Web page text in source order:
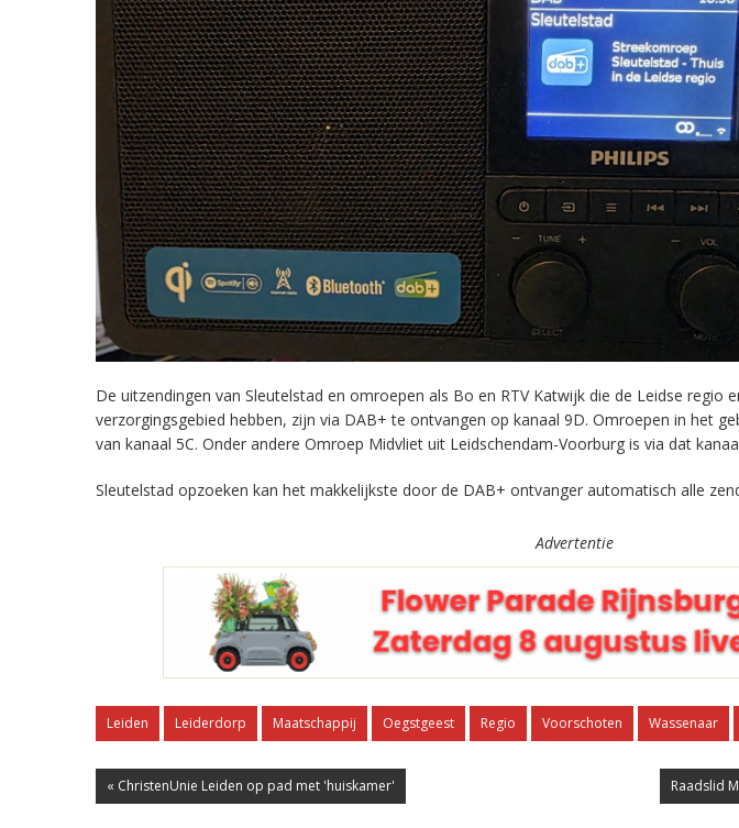
De uitzendingen van Sleutelstad en omroepen als Bo en RTV Katwijk die de Leidse regio
verzorgingsgebied hebben, zijn via DAB+ te ontvangen op kanaal 9D. Omroepen in het
van kanaal 5C. Onder andere Omroep Midvliet uit Leidschendam-Voorburg is via dat
Sleutelstad opzoeken kan het makkelijkste door de DAB+ ontvanger automatisch alle
Advertentie
Leiden Leiderdorp Maatschappij Oegstgeest Regio Voorschoten Wassenaar
« ChristenUnie Leiden op pad met 'huiskamer' Raadslid